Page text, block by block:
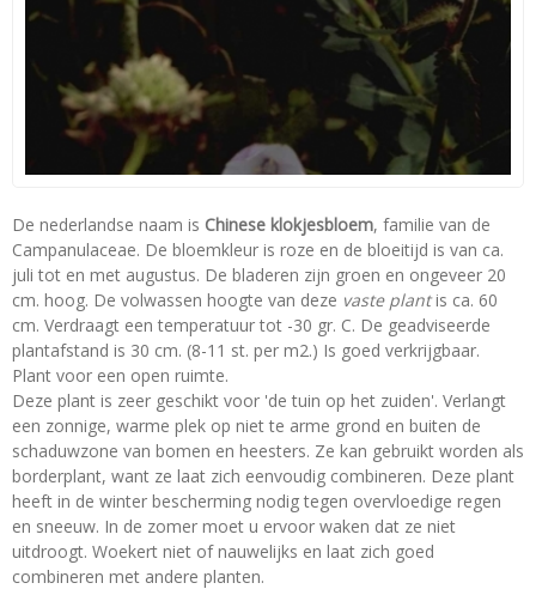
De nederlandse naam is Chinese klokjesbloem, familie van de
Campanulaceae. De bloemkleur is roze en de bloeitijd is van ca.
juli tot en met augustus. De bladeren zijn groen en ongeveer 20
cm. hoog. De volwassen hoogte van deze vaste plantis ca. 60
cm. Verdraagt een temperatuur tot -30 gr. C. De geadviseerde
plantafstand is 30 cm. (8-11 st. per m2.) Is goed verkrijgbaar.
Plant voor een open ruimte.
Deze plant is zeer geschikt voor 'de tuin op het zuiden'. Verlangt
een zonnige, warme plek op niet te arme grond en buiten de
schaduwzone van bomen en heesters. Ze kan gebruikt worden als
borderplant, want ze laat zich eenvoudig combineren. Deze plant
heeft in de winter bescherming nodig tegen overvloedige regen
en sneeuw. In de zomer moet u ervoor waken dat ze niet
uitdroogt. Woekert niet of nauwelijks en laat zich goed
combineren met andere planten.